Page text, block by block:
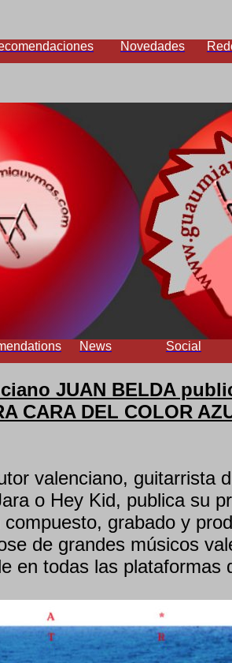
Novedades
News Social
JUAN BELDA
CARA DEL COLOR
valenciano, guitarrista
o Hey Kid, publica su
compuesto, grabado y
de grandes músicos
en todas las plataformas